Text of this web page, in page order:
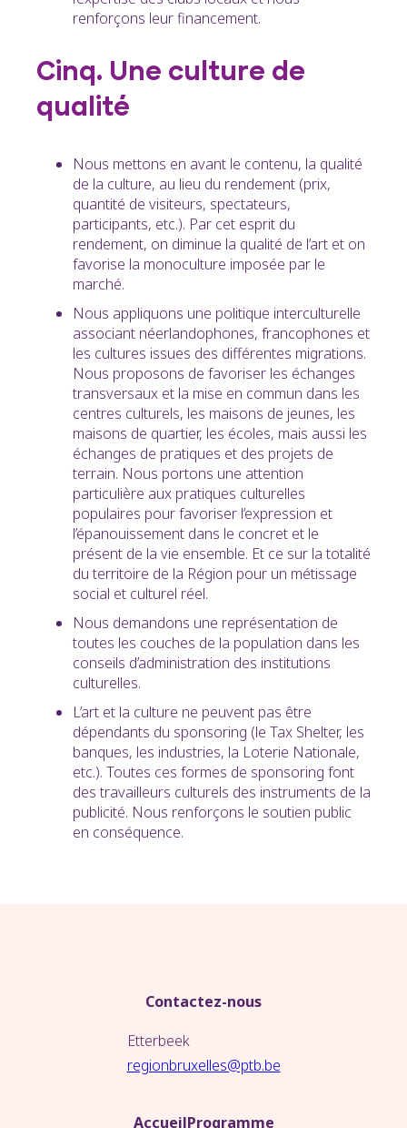
renforçons leur financement.
Cinq. Une culture de
qualité
Nous mettons en avant le contenu, la qualité
de la culture, au lieu du rendement (prix,
quantité de visiteurs, spectateurs,
participants, etc.). Par cet esprit du
rendement, on diminue la qualité de l’art et on
favorise la monoculture imposée par le
marché.
Nous appliquons une politique interculturelle
associant néerlandophones, francophones et
les cultures issues des différentes migrations.
Nous proposons de favoriser les échanges
transversaux et la mise en commun dans les
centres culturels, les maisons de jeunes, les
maisons de quartier, les écoles, mais aussi les
échanges de pratiques et des projets de
terrain. Nous portons une attention
particulière aux pratiques culturelles
populaires pour favoriser l’expression et
l’épanouissement dans le concret et le
présent de la vie ensemble. Et ce sur la totalité
du territoire de la Région pour un métissage
social et culturel réel.
Nous demandons une représentation de
toutes les couches de la population dans les
conseils d’administration des institutions
culturelles.
L’art et la culture ne peuvent pas être
dépendants du sponsoring (le Tax Shelter, les
banques, les industries, la Loterie Nationale,
etc.). Toutes ces formes de sponsoring font
des travailleurs culturels des instruments de la
publicité. Nous renforçons le soutien public
en conséquence.
Contactez-nous
Etterbeek
regionbruxelles@ptb.be
AccueilProgramme